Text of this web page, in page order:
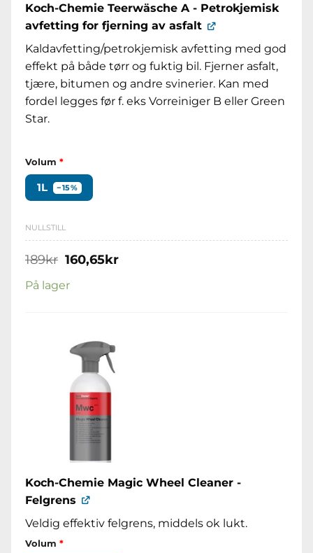
Koch-Chemie Teerwäsche A - Petrokjemisk
avfetting for fjerning av asfalt
Kaldavfetting/petrokjemisk avfetting med god
effekt på både tørr og fuktig bil. Fjerner asfalt,
tjære, bitumen og andre svinerier. Kan med
fordel legges før f. eks Vorreiniger B eller Green
Star.
Volum *
1L −15%
NULLSTILL
189kr Opprinnelig
pris
var:
160,65krNåværende
På lager
Koch-Chemie Magic Wheel Cleaner -
Felgrens
Veldig effektiv felgrens, middels ok lukt.
Volum *